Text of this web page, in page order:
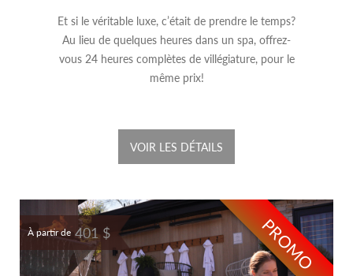
Et si le véritable luxe, c’était de prendre le temps?
Au lieu de quelques heures dans un spa, offrez-
vous 24 heures complètes de villégiature, pour le
même prix!
VOIR LES DÉTAILS
PROMO
À partir de401 $